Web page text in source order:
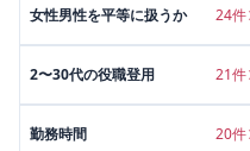
女性男性を平等に扱うか 24件
2〜30代の役職登用 21件
勤務時間 20件